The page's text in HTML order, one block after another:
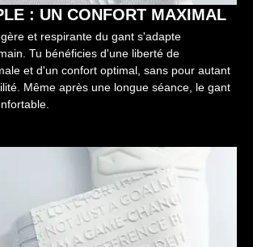
: UN CONFORT MAXIMAL
et respirante du gant s'adapte
Tu bénéficies d'une liberté de
et d'un confort optimal, sans pour autant
Même après une longue séance, le gant